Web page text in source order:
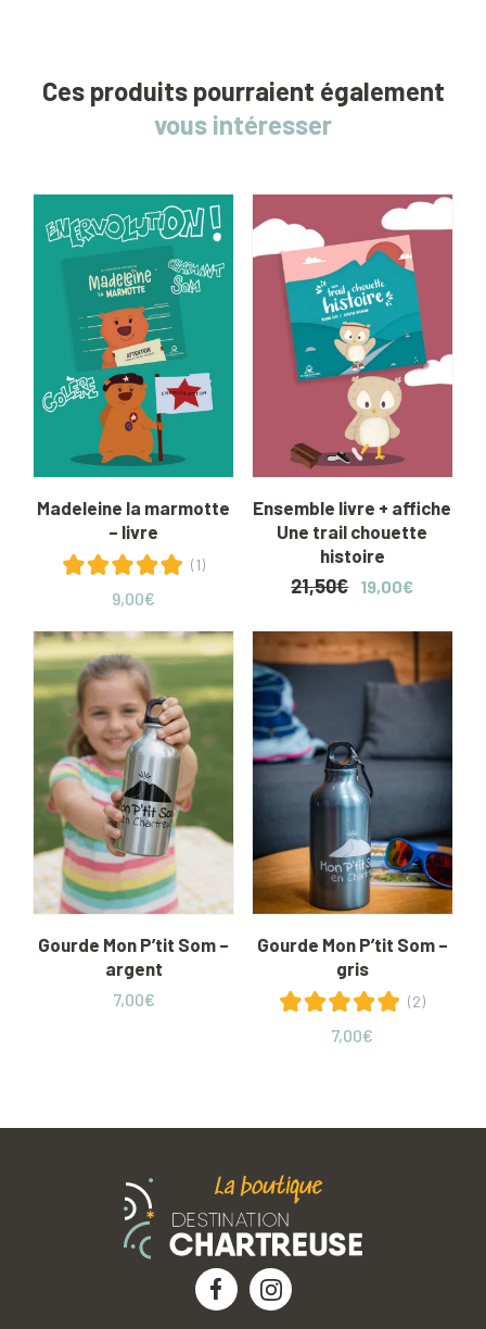
Ces produits pourraient également
vous intéresser
Madeleine la marmotte
– livre
(1)
9,00€
Ensemble livre + affiche
Une trail chouette
histoire
21,50€
Le
initial
était :
21,50€.
19,00€Le
actuel
est :
Gourde Mon P’tit Som –
argent
7,00€
Gourde Mon P’tit Som –
gris
(2)
7,00€